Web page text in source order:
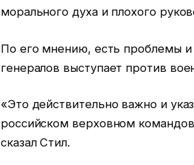
морального духа и плохого
По его мнению, есть проблемы
генералов выступает против
«Это действительно важно и
российском верховном
сказал Стил.